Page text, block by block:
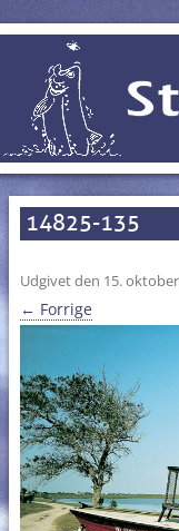
14825-135
Udgivet den 15.
← Forrige